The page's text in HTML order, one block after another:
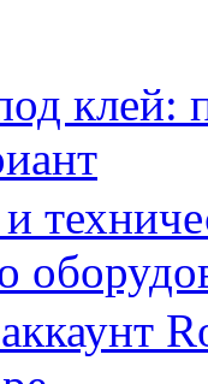
клей: